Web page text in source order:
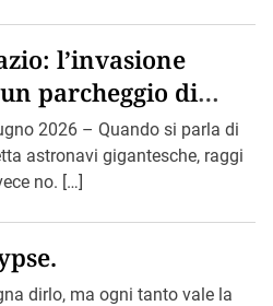
l’invasione
parcheggio di
2026 – Quando si parla di
astronavi gigantesche, raggi
no. […]
dirlo, ma ogni tanto vale la